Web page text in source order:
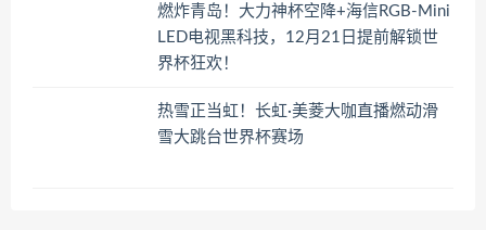
燃炸青岛！大力神杯空降+海信RGB-Mini
LED电视黑科技，12月21日提前解锁世
界杯狂欢！
热雪正当虹！长虹·美菱大咖直播燃动滑
雪大跳台世界杯赛场